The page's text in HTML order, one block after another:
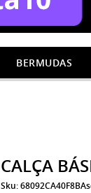
BERMUDAS
CALÇA
Sku: